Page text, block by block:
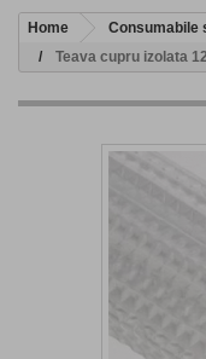
Home Consumabile
Teava cupru izolata